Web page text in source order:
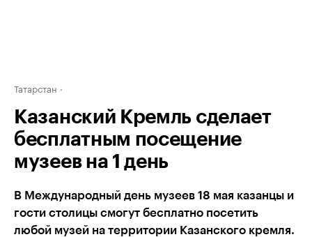
Татарстан
Казанский Кремль сделает
бесплатным посещение
музеев на 1 день
В Международный день музеев 18 мая казанцы и
гости столицы смогут бесплатно посетить
любой музей на территории Казанского кремля.